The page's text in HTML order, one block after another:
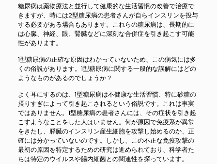
糖尿病は薬物療法と並行して健康的な生活習慣の改善で治療で
きますが、時には2型糖尿病の患者さんが自らインスリンを投与
する必要がある場合もあります。これらの糖尿病は、長期的に
は心臓、神経、眼、腎臓などに深刻な合併症を引き起こす可能
性があります。
1型糖尿病の正確な原因はわかっていないため、この病気には多
くの俗説があります。1型糖尿病に関する一般的な誤解にはどの
ようなものがあるのでしょうか？
よく耳にするのは、1型糖尿病は不健康な生活習慣、特に砂糖の
摂りすぎによって引き起こされるという俗説です。これは事実
ではありません。1型糖尿病の患者さんには、その症状を引き起
こすようなことをした人はいません。何が原因で免疫系が異常
をきたし、膵臓のインスリン産生細胞を攻撃し始めるのか、正
確には分かっていないのです。しかし、この不正な免疫攻撃の
最初の原因を特定するための研究は進められており、科学者た
ちは特定のウイルスや腸内細菌との関連性を探っています。